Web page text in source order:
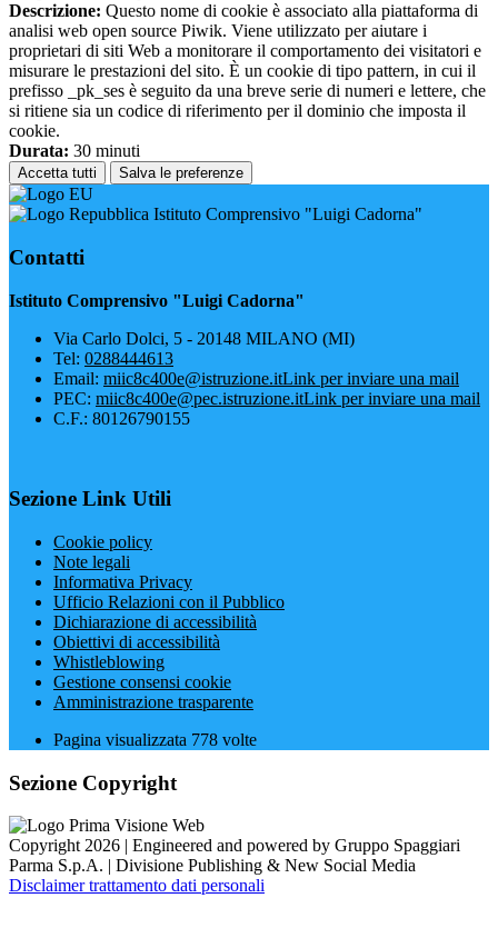
Descrizione: Questo nome di cookie è associato alla piattaforma di
analisi web open source Piwik. Viene utilizzato per aiutare i
proprietari di siti Web a monitorare il comportamento dei visitatori e
misurare le prestazioni del sito. È un cookie di tipo pattern, in cui il
prefisso _pk_ses è seguito da una breve serie di numeri e lettere, che
si ritiene sia un codice di riferimento per il dominio che imposta il
cookie.
Durata: 30 minuti
Accetta tutti Salva le preferenze
Istituto Comprensivo "Luigi Cadorna"
Contatti
Istituto Comprensivo "Luigi Cadorna"
Via Carlo Dolci, 5 - 20148 MILANO (MI)
Tel: 0288444613
Email: miic8c400e@istruzione.itLink per inviare una mail
PEC: miic8c400e@pec.istruzione.itLink per inviare una mail
C.F.: 80126790155
Sezione Link Utili
Cookie policy
Note legali
Informativa Privacy
Ufficio Relazioni con il Pubblico
Dichiarazione di accessibilità
Obiettivi di accessibilità
Whistleblowing
Gestione consensi cookie
Amministrazione trasparente
Pagina visualizzata 778 volte
Sezione Copyright
Copyright 2026 | Engineered and powered by Gruppo Spaggiari
Parma S.p.A. | Divisione Publishing & New Social Media
Disclaimer trattamento dati personali